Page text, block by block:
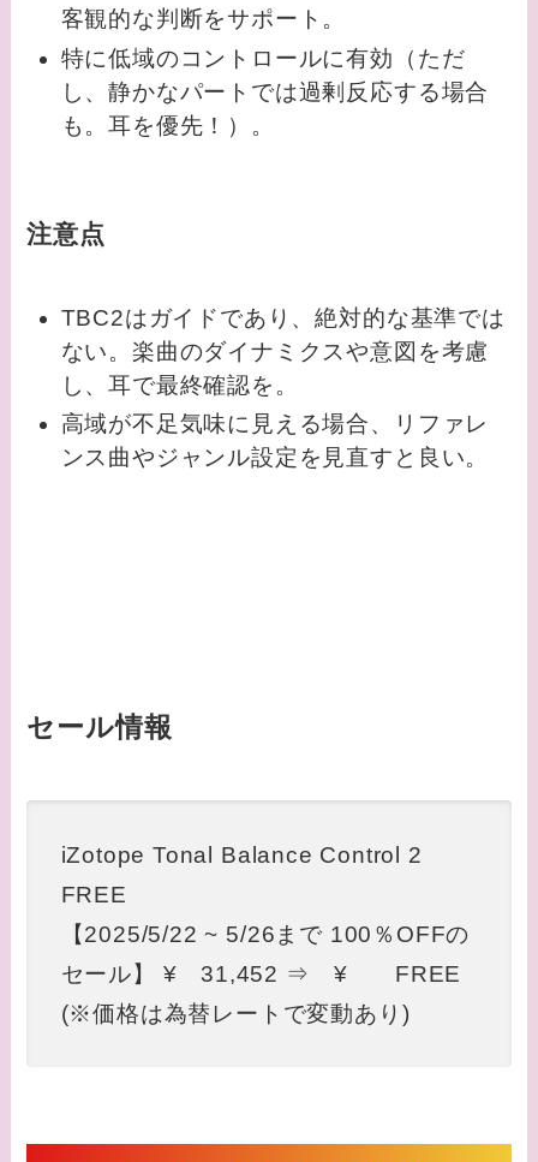
客観的な判断をサポート。
特に低域のコントロールに有効（ただ
し、静かなパートでは過剰反応する場合
も。耳を優先！）。
注意点
TBC2はガイドであり、絶対的な基準では
ない。楽曲のダイナミクスや意図を考慮
し、耳で最終確認を。
高域が不足気味に見える場合、リファレ
ンス曲やジャンル設定を見直すと良い。
セール情報
iZotope Tonal Balance Control 2
FREE
【2025/5/22 ~ 5/26まで 100％OFFの
セール】 ¥ 31,452 ⇒ ¥ FREE
(※価格は為替レートで変動あり)